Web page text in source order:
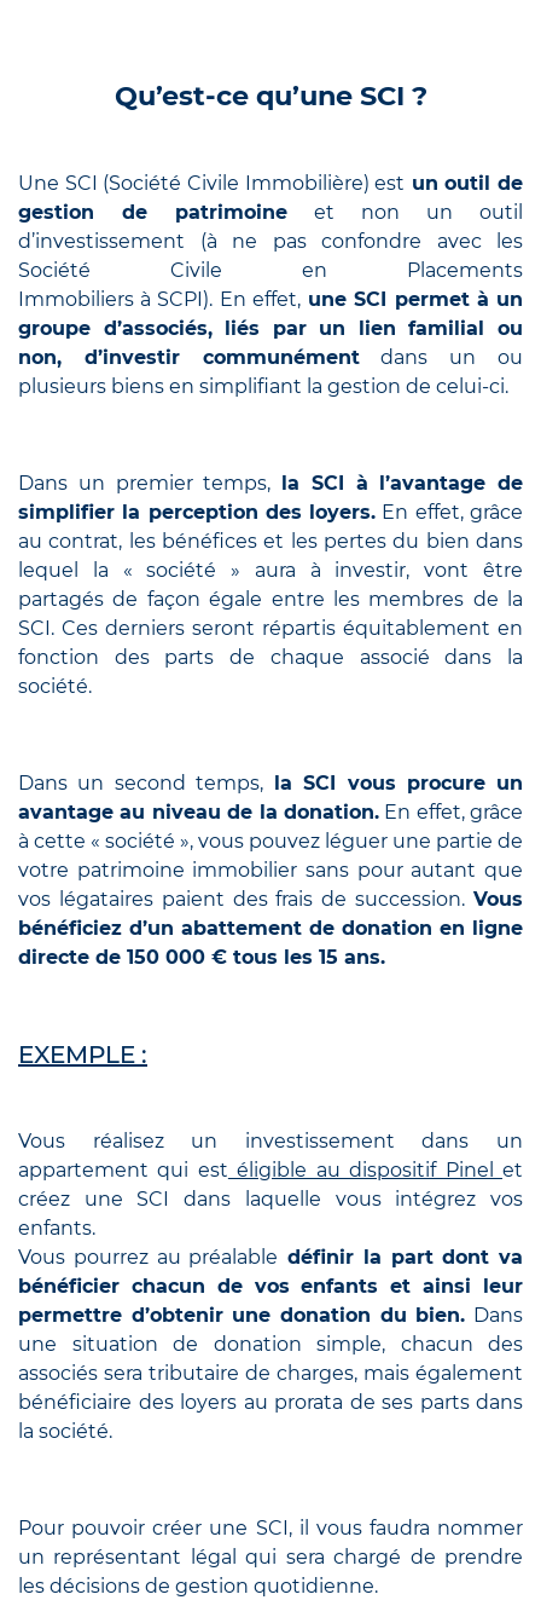
Qu’est-ce qu’une SCI ?
Une SCI (Société Civile Immobilière) est un outil de
gestion de patrimoine et non un outil
d’investissement (à ne pas confondre avec les
Société Civile en Placements
Immobiliers à SCPI). En effet,une SCI permet à un
groupe d’associés, liés par un lien familial ou
non, d’investir communémentdans un ou
plusieurs biens en simplifiant la gestion de celui-ci.
Dans un premier temps, la SCI à l’avantage de
simplifier la perception des loyers. En effet, grâce
au contrat, les bénéfices et les pertes du bien dans
lequel la « société » aura à investir, vont être
partagés de façon égale entre les membres de la
SCI. Ces derniers seront répartis équitablement en
fonction des parts de chaque associé dans la
société.
Dans un second temps,la SCI vous procure un
avantage au niveau de la donation.En effet, grâce
à cette « société », vous pouvez léguer une partie de
votre patrimoine immobilier sans pour autant que
vos légataires paient des frais de succession. Vous
bénéficiez d’un abattement de donation en ligne
directe de 150 000 € tous les 15 ans.
EXEMPLE :
Vous réalisez un investissement dans un
appartement qui est éligible au dispositif Pinelet
créez une SCI dans laquelle vous intégrez vos
enfants.
Vous pourrez au préalable définir la part dont va
bénéficier chacun de vos enfants et ainsi leur
permettre d’obtenir une donation du bien. Dans
une situation de donation simple, chacun des
associés sera tributaire de charges, mais également
bénéficiaire des loyers au prorata de ses parts dans
la société.
Pour pouvoir créer une SCI, il vous faudra nommer
un représentant légal qui sera chargé de prendre
les décisions de gestion quotidienne.